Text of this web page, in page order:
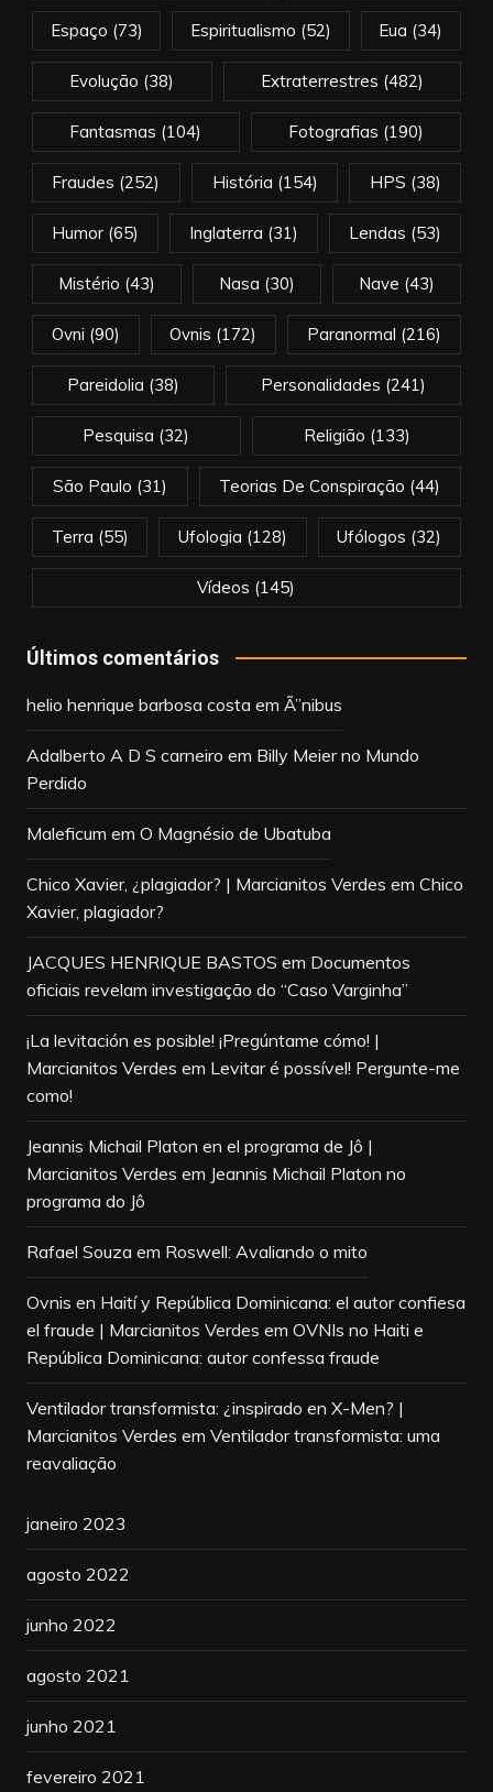
Espaço (73) Espiritualismo (52) Eua (34)
Evolução (38) Extraterrestres (482)
Fantasmas (104) Fotografias (190)
Fraudes (252) História (154) HPS (38)
Humor(65) Inglaterra (31) Lendas (53)
Mistério (43) Nasa (30) Nave (43)
Ovni (90) Ovnis (172) Paranormal (216)
Pareidolia (38) Personalidades (241)
Pesquisa (32) Religião (133)
São Paulo (31) Teorias De Conspiração (44)
Terra (55) Ufologia (128) Ufólogos (32)
Vídeos (145)
Últimos comentários
helio henrique barbosa costa em Ã”nibus
Adalberto A D S carneiro em Billy Meier no Mundo
Perdido
Maleficum em O Magnésio de Ubatuba
Chico Xavier, ¿plagiador? | Marcianitos Verdes em Chico
Xavier, plagiador?
JACQUES HENRIQUE BASTOS em Documentos
oficiais revelam investigação do “Caso Varginha”
¡La levitación es posible! ¡Pregúntame cómo! |
Marcianitos Verdes em Levitar é possível! Pergunte-me
como!
Jeannis Michail Platon en el programa de Jô |
Marcianitos Verdes em Jeannis Michail Platon no
programa do Jô
Rafael Souza em Roswell: Avaliando o mito
Ovnis en Haití y República Dominicana: el autor confiesa
el fraude | Marcianitos Verdes em OVNIs no Haiti e
República Dominicana: autor confessa fraude
Ventilador transformista: ¿inspirado en X-Men? |
Marcianitos Verdes em Ventilador transformista: uma
reavaliação
janeiro 2023
agosto 2022
junho 2022
agosto 2021
junho 2021
fevereiro 2021